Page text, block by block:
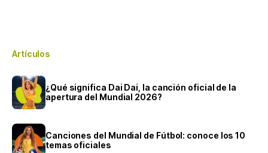
Artículos
¿Qué significa Dai Dai, la canción oficial de la
apertura del Mundial 2026?
Canciones del Mundial de Fútbol: conoce los 10
temas oficiales